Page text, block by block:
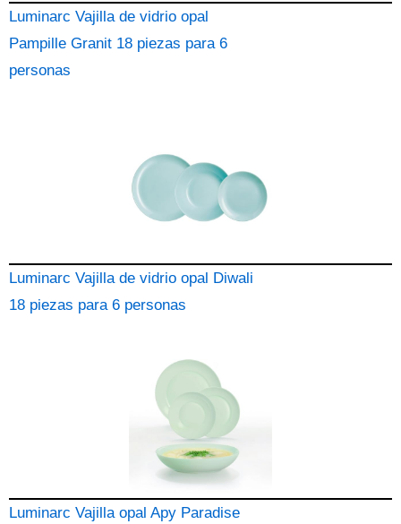
Luminarc Vajilla de vidrio opal
Pampille Granit 18 piezas para 6
personas
Luminarc Vajilla de vidrio opal Diwali
18 piezas para 6 personas
Luminarc Vajilla opal Apy Paradise